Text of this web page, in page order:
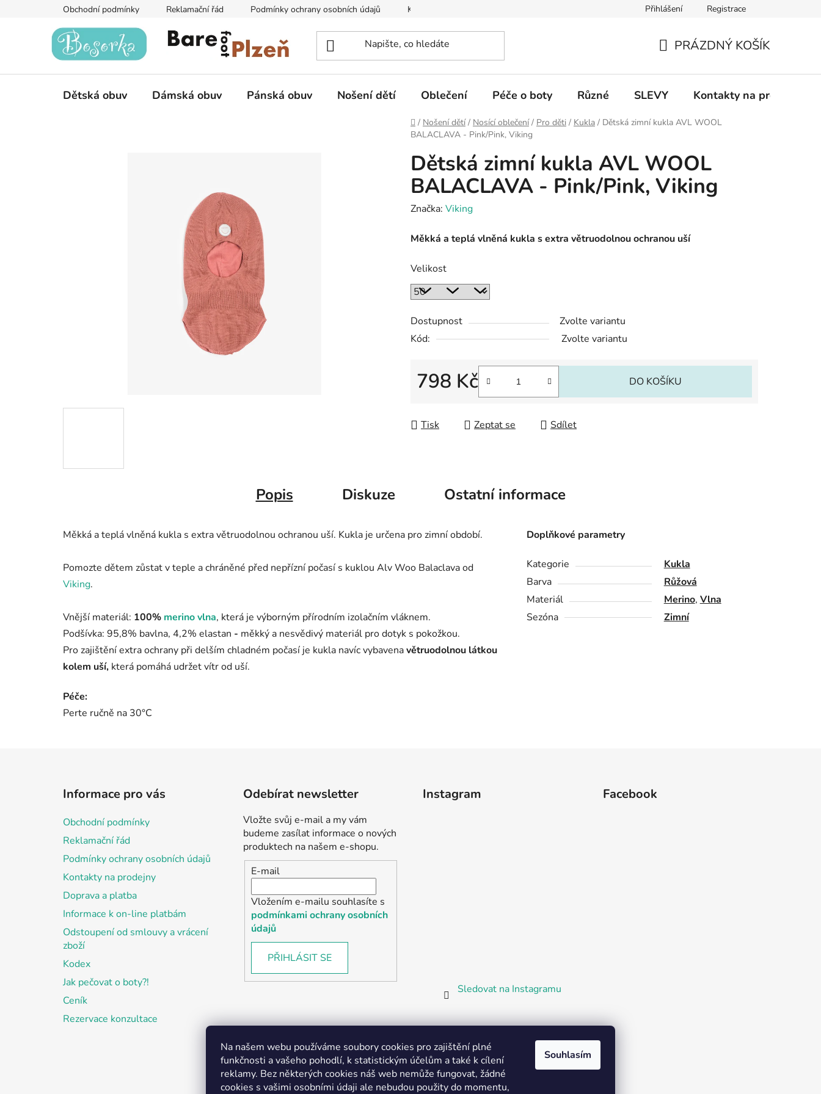
Na našem webu používáme soubory cookies pro zajištění plné
funkčnosti a vašeho pohodlí, k statistickým účelům a také k cílení
reklamy. Bez některých cookies náš web nemůže fungovat, žádné
cookies s vašimi osobními údaji ale nebudou použity do momentu,
Souhlasím
Obchodní podmínky Reklamační řád Podmínky ochrany osobních údajů Kontakty na prodejny Informace k on-line platbám Odstoupení od
Přihlášení Registrace
KOŠÍK
PRÁZDNÝ KOŠÍK
Dětská obuv Dámská obuv Pánská obuv Nošení dětí Oblečení Péče o boty Různé SLEVY Kontakty na prodejny
Domů
/ Nošení dětí / Nosící oblečení / Pro děti / Kukla / Dětská zimní kukla AVL WOOL
BALACLAVA - Pink/Pink, Viking
Dětská zimní kukla AVL WOOL
BALACLAVA - Pink/Pink, Viking
Značka: Viking
Měkká a teplá vlněná kukla s extra větruodolnou ochranou uší
Velikost
Dostupnost
Zvolte variantu
Kód:
Zvolte variantu
798 Kč DO KOŠÍKU
Tisk Zeptat se Sdílet
Popis Diskuze Ostatní informace
Měkká a teplá vlněná kukla s extra větruodolnou ochranou uší. Kukla je určena pro zimní období.
Pomozte dětem zůstat v teple a chráněné před nepřízní počasí s kuklou Alv Woo Balaclava od
Viking.
Vnější materiál: 100% merino vlna, která je výborným přírodním izolačním vláknem.
Podšívka: 95,8% bavlna, 4,2% elastan - měkký a nesvědivý materiál pro dotyk s pokožkou.
Pro zajištění extra ochrany při delším chladném počasí je kukla navíc vybavenavětruodolnou látkou
kolem uší, která pomáhá udržet vítr od uší.
Péče:
Perte ručně na 30°C
Doplňkové parametry
Kategorie
Kukla
Barva
Růžová
Materiál
Merino, Vlna
Sezóna
Zimní
Informace pro vás
Obchodní podmínky
Reklamační řád
Podmínky ochrany osobních údajů
Kontakty na prodejny
Doprava a platba
Informace k on-line platbám
Odstoupení od smlouvy a vrácení
zboží
Kodex
Jak pečovat o boty?!
Ceník
Rezervace konzultace
Odebírat newsletter
Vložte svůj e-mail a my vám
budeme zasílat informace o nových
produktech na našem e-shopu.
E-mail
Vložením e-mailu souhlasíte s
podmínkami ochrany osobních
údajů
PŘIHLÁSIT SE
Instagram
Sledovat na Instagramu
Facebook
Partnerská prodejna Barefoot Plzeň